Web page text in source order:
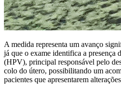
A medida representa um avanço
já que o exame identifica a presença
(HPV), principal responsável pelo
colo do útero, possibilitando um
pacientes que apresentarem